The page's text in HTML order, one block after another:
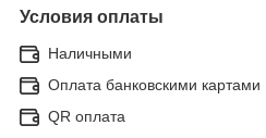
Условия оплаты
Наличными
Оплата банковскими картами
QR оплата